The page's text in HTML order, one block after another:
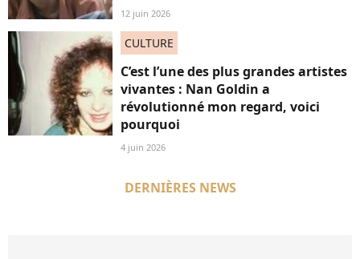
12 juin 2026
CULTURE
C’est l’une des plus grandes artistes
vivantes : Nan Goldin a
révolutionné mon regard, voici
pourquoi
4 juin 2026
DERNIÈRES NEWS